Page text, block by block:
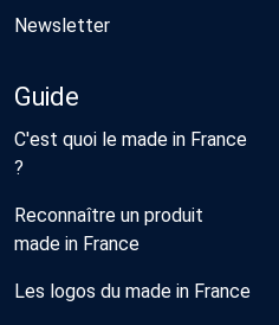
Newsletter
Guide
C'est quoi le made in France
?
Reconnaître un produit
made in France
Les logos du made in France